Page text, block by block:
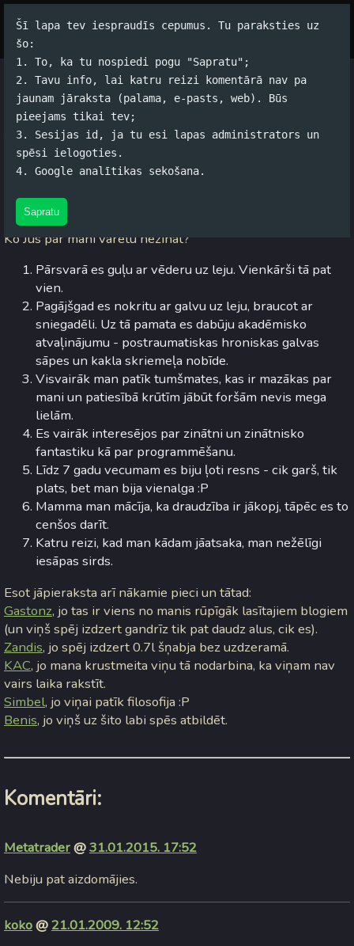
Šī lapa tev iespraudīs cepumus. Tu paraksties uz
šo:
1. To, ka tu nospiedi pogu "Sapratu";
2. Tavu info, lai katru reizi komentārā nav pa
jaunam jāraksta (palama, e-pasts, web). Būs
pieejams tikai tev;
3. Sesijas id, ja tu esi lapas administrators un
spēsi ielogoties.
4. Google analītikas sekošana.
Sapratu
Septiņas lietas
Jānis Rubļevskis (koko) / 19.01.2009. 20:34 /#Spams/
komentāri
kāds mani ir iebirkojis
Ko Jūs par mani varētu nezināt?
Pārsvarā es guļu ar vēderu uz leju. Vienkārši tā pat
vien.
Pagājšgad es nokritu ar galvu uz leju, braucot ar
sniegadēli. Uz tā pamata es dabūju akadēmisko
atvaļinājumu - postraumatiskas hroniskas galvas
sāpes un kakla skriemeļa nobīde.
Visvairāk man patīk tumšmates, kas ir mazākas par
mani un patiesībā krūtīm jābūt foršām nevis mega
lielām.
Es vairāk interesējos par zinātni un zinātnisko
fantastiku kā par programmēšanu.
Līdz 7 gadu vecumam es biju ļoti resns - cik garš, tik
plats, bet man bija vienalga :P
Mamma man mācīja, ka draudzība ir jākopj, tāpēc es to
cenšos darīt.
Katru reizi, kad man kādam jāatsaka, man nežēlīgi
iesāpas sirds.
Esot jāpieraksta arī nākamie pieci un tātad:
Gastonz, jo tas ir viens no manis rūpīgāk lasītajiem blogiem
(un viņš spēj izdzert gandrīz tik pat daudz alus, cik es).
Zandis, jo spēj izdzert 0.7l šņabja bez uzdzeramā.
KAC, jo mana krustmeita viņu tā nodarbina, ka viņam nav
vairs laika rakstīt.
Simbel, jo viņai patīk filosofija :P
Benis, jo viņš uz šito labi spēs atbildēt.
Komentāri:
Metatrader@31.01.2015. 17:52
Nebiju pat aizdomājies.
koko@21.01.2009. 12:52